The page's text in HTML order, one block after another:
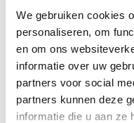
We gebruiken cookies
personaliseren, om
en om ons
informatie over uw
partners voor social
partners kunnen deze
informatie die u aan ze
naar:
vangnet voor
NPO radio 1